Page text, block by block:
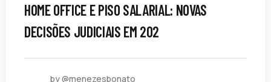
HOME OFFICE E PISO SALARIAL: NOVAS
DECISÕES JUDICIAIS EM 202
by @menezesbonato